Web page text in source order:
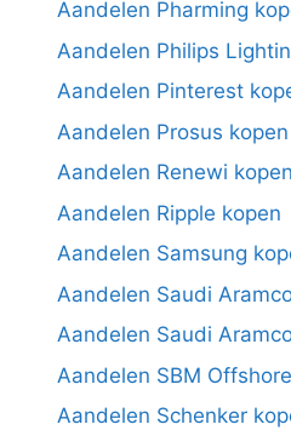
Aandelen Pharming
Aandelen Philips
Aandelen Pinterest
Aandelen Prosus kopen
Aandelen Renewi kopen
Aandelen Ripple kopen
Aandelen Samsung
Aandelen Saudi
Aandelen Saudi
Aandelen SBM
Aandelen Schenker